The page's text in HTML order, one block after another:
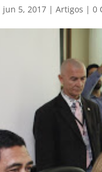
jun 5, 2017 |Artigos |0